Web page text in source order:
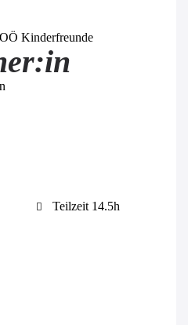
Kinderfreunde
Teilzeit 14.5h